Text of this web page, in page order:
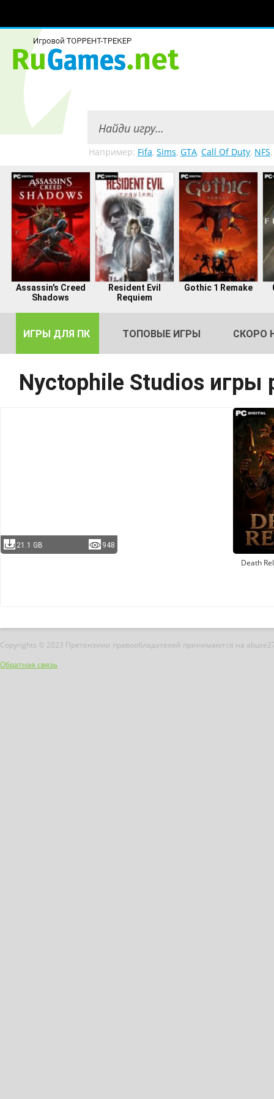
Например: Fifa, Sims, GTA, Call Of Duty, NFS,
Assassin's Creed
Shadows
Resident Evil
Requiem
Gothic 1 Remake
ИГРЫ ДЛЯ ПК ТОПОВЫЕ ИГРЫ СКОРО
Nyctophile Studios игры
21.1 GB 948
Death
Copyrights © 2023 Претензиии правообладателей принимаются на
Обратная связь